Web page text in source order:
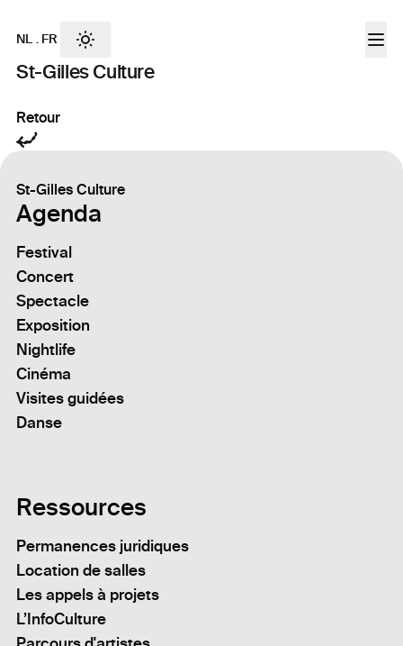
St-Gilles Culture
NL . FR
Retour
St-Gilles Culture
Agenda
Festival
Concert
Spectacle
Exposition
Nightlife
Cinéma
Visites guidées
Danse
Ressources
Permanences juridiques
Location de salles
Les appels à projets
L’InfoCulture